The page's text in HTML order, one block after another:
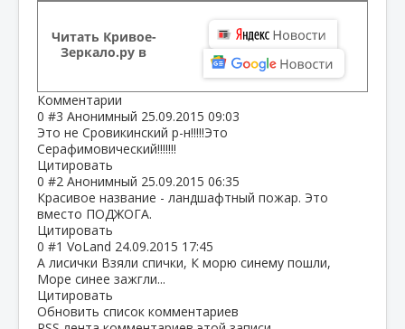
Читать Кривое-
Зеркало.ру в
Комментарии
0 #3 Анонимный 25.09.2015 09:03
Это не Сровикинский р-н!!!!!Это
Серафимовический!!!!!!!
Цитировать
0 #2 Анонимный 25.09.2015 06:35
Красивое название - ландшафтный пожар. Это
вместо ПОДЖОГА.
Цитировать
0 #1 VoLand 24.09.2015 17:45
А лисички Взяли спички, К морю синему пошли,
Море синее зажгли...
Цитировать
Обновить список комментариев